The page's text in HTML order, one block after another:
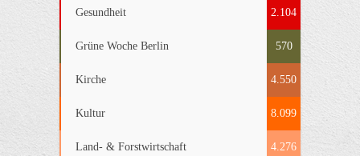
Gesundheit 2.104
Grüne Woche Berlin 570
Kirche 4.550
Kultur 8.099
Land- & Forstwirtschaft 4.276